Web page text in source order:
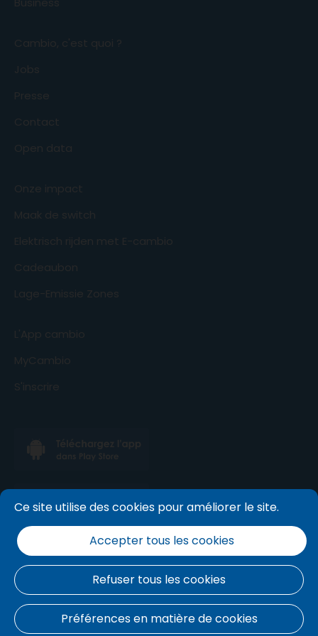
Cambio, c'est quoi ?
Jobs
Presse
Contact
Open data
Onze impact
Maak de switch
Elektrisch rijden met E-cambio
Cadeaubon
Lage-Emissie Zones
L'App cambio
MyCambio
S'inscrire
Ce site utilise des cookies pour améliorer le site.
Préférences en matière de cookies
Refuser tous les cookies
Accepter tous les cookies
Conditions générales.politique de cookies.Politique
de confidentialité.